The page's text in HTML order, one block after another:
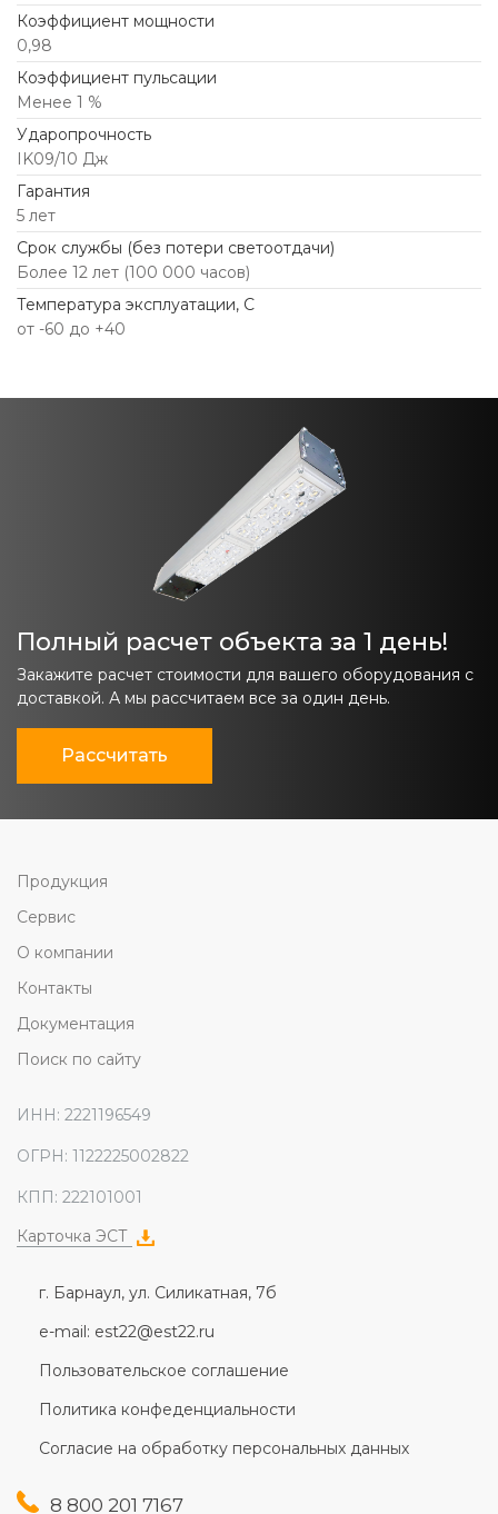
Коэффициент мощности
0,98
Коэффициент пульсации
Менее 1 %
Ударопрочность
IK09/10 Дж
Гарантия
5 лет
Срок службы (без потери светоотдачи)
Более 12 лет (100 000 часов)
Температура эксплуатации, С
от -60 до +40
Полный расчет объекта за 1 день!
Закажите расчет стоимости для вашего оборудования с
доставкой. А мы рассчитаем все за один день.
Рассчитать
Продукция
Сервис
О компании
Контакты
Документация
Поиск по сайту
ИНН: 2221196549
ОГРН: 1122225002822
КПП: 222101001
Карточка ЭСТ
г. Барнаул, ул. Силикатная, 7б
e-mail: est22@est22.ru
Пользовательское соглашение
Политика конфеденциальности
Согласие на обработку персональных данных
8 800 201 7167